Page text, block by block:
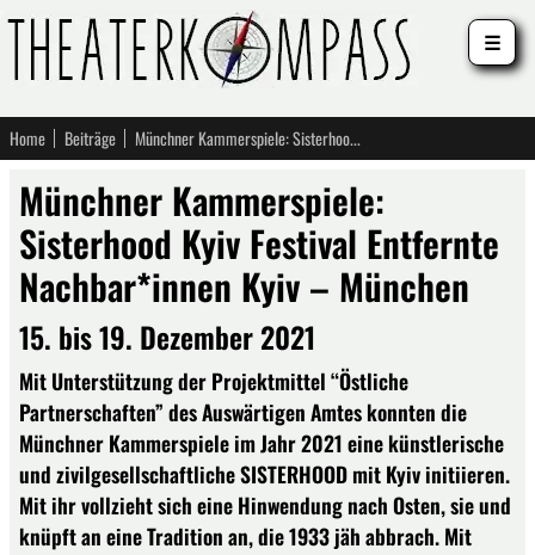
Home Beiträge Münchner Kammerspiele: Sisterhood Kyiv Festival Entfernte Nachbar*innen Kyiv – München
Münchner Kammerspiele:
Sisterhood Kyiv Festival Entfernte
Nachbar*innen Kyiv – München
15. bis 19. Dezember 2021
Mit Unterstützung der Projektmittel “Östliche
Partnerschaften” des Auswärtigen Amtes konnten die
Münchner Kammerspiele im Jahr 2021 eine künstlerische
und zivilgesellschaftliche SISTERHOOD mit Kyiv initiieren.
Mit ihr vollzieht sich eine Hinwendung nach Osten, sie und
knüpft an eine Tradition an, die 1933 jäh abbrach. Mit
☰